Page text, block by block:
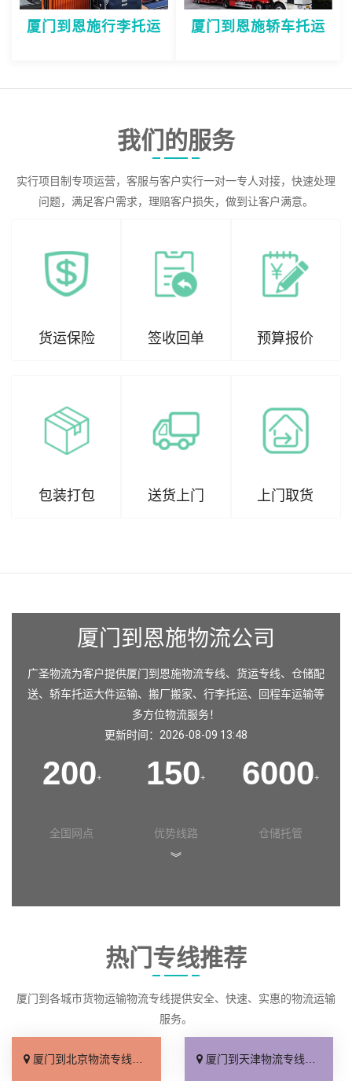
厦门到恩施行李托运 厦门到恩施轿车托运
我们的服务
实行项目制专项运营，客服与客户实行一对一专人对接，快速处理
问题，满足客户需求，理赔客户损失，做到让客户满意。
货运保险 签收回单 预算报价
包装打包 送货上门 上门取货
厦门到恩施物流公司
广圣物流为客户提供厦门到恩施物流专线、货运专线、仓储配
送、轿车托运大件运输、搬厂搬家、行李托运、回程车运输等
多方位物流服务！
更新时间：2026-08-09 13:48
200+
全国网点
150+
优势线路
6000+
仓储托管
︾
热门专线推荐
厦门到各城市货物运输物流专线提供安全、快速、实惠的物流运输
服务。
厦门到北京物流专线_直达不中转「送货到门」 厦门到天津物流专线_运保时效「高效快运」